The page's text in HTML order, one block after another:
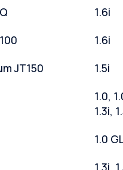
1.6i
1.6i
JT150
1.5i
1.0,
1.3i,
1.0